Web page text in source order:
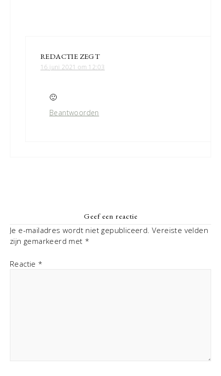
REDACTIE ZEGT
16 juni 2021 om 12:03
🙂
Beantwoorden
Geef een reactie
Je e-mailadres wordt niet gepubliceerd. Vereiste velden
zijn gemarkeerd met *
Reactie *